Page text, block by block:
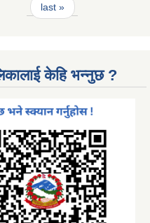
last »
केहि भन्नुछ ?